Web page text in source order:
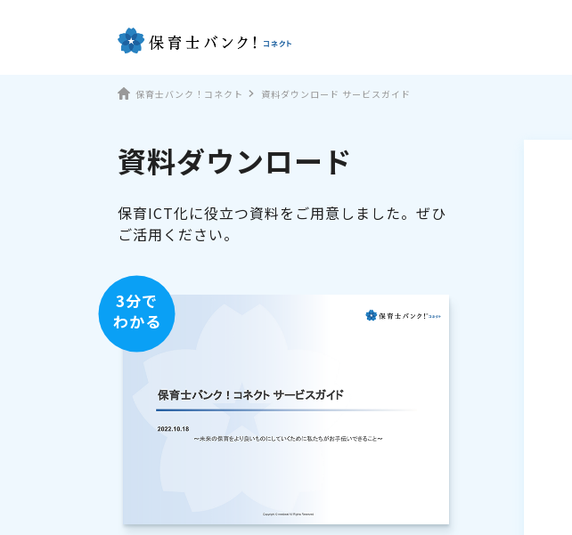
保育士バンク！コネクト 資料ダウンロード サービスガイド
資料ダウンロード
保育ICT化に役立つ資料をご用意しました。ぜひ
ご活用ください。
3分で
わかる